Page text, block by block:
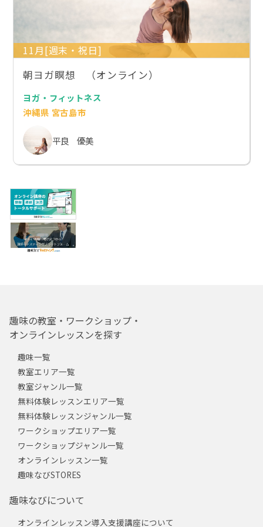
11月[週末・祝日]
朝ヨガ瞑想 （オンライン）
ヨガ・フィットネス
沖縄県 宮古島市
平良 優美
趣味の教室・ワークショップ・
オンラインレッスンを探す
趣味一覧
教室エリア一覧
教室ジャンル一覧
無料体験レッスンエリア一覧
無料体験レッスンジャンル一覧
ワークショップエリア一覧
ワークショップジャンル一覧
オンラインレッスン一覧
趣味なびSTORES
趣味なびについて
オンラインレッスン導入支援講座について